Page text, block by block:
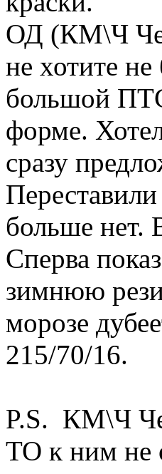
ОД (КМ\Ч
не хотите
большой
форме.
сразу
больше нет.
Сперва
зимнюю
морозе
215/70/16.
P.S. КМ\Ч
ТО к ним не